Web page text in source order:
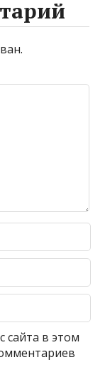
сайта в этом